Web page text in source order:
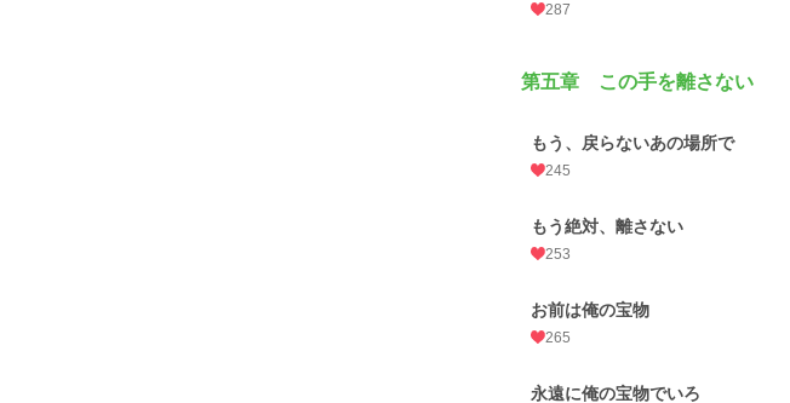
287
第五章 この手を離さない
もう、戻らないあの場所で
245
もう絶対、離さない
253
お前は俺の宝物
265
永遠に俺の宝物でいろ